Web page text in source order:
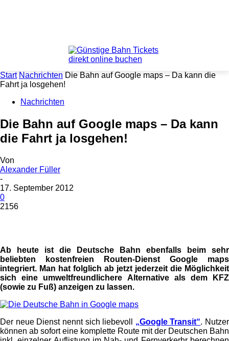
Start Nachrichten Die Bahn auf Google maps – Da kann die
Fahrt ja losgehen!
Nachrichten
Die Bahn auf Google maps – Da kann
die Fahrt ja losgehen!
Von
Alexander Füller
-
17. September 2012
0
2156
Ab heute ist die Deutsche Bahn ebenfalls beim sehr
beliebten kostenfreien Routen-Dienst Google maps
integriert. Man hat folglich ab jetzt jederzeit die Möglichkeit
sich eine umweltfreundlichere Alternative als dem KFZ
(sowie zu Fuß) anzeigen zu lassen.
Der neue Dienst nennt sich liebevoll „Google Transit“. Nutzer
können ab sofort eine komplette Route mit der Deutschen Bahn